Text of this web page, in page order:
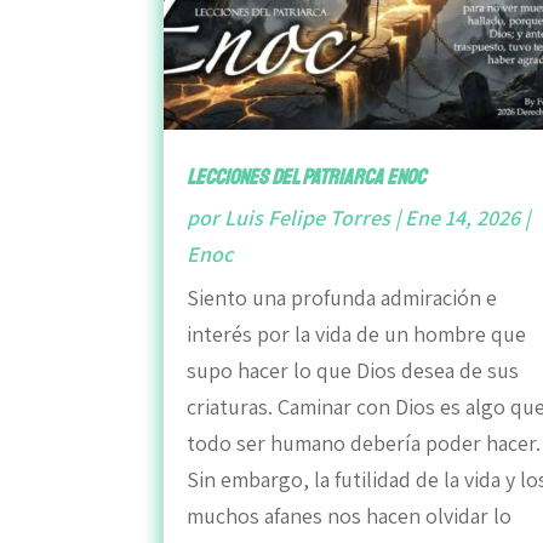
Lecciones del patriarca Enoc
porLuis Felipe Torres|Ene 14, 2026|
Enoc
Siento una profunda admiración e
interés por la vida de un hombre que
supo hacer lo que Dios desea de sus
criaturas. Caminar con Dios es algo
todo ser humano debería poder hacer.
Sin embargo, la futilidad de la vida y
muchos afanes nos hacen olvidar lo